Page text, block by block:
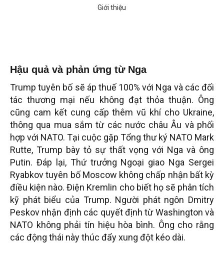
Hậu quả và phản ứng từ Nga
Trump tuyên bố sẽ áp thuế 100% với Nga và các đối
tác thương mại nếu không đạt thỏa thuận. Ông
cũng cam kết cung cấp thêm vũ khí cho Ukraine,
thông qua mua sắm từ các nước châu Âu và phối
hợp với NATO. Tại cuộc gặp Tổng thư ký NATO Mark
Rutte, Trump bày tỏ sự thất vọng với Nga và ông
Putin. Đáp lại, Thứ trưởng Ngoại giao Nga Sergei
Ryabkov tuyên bố Moscow không chấp nhận bất kỳ
điều kiện nào. Điện Kremlin cho biết họ sẽ phân tích
kỹ phát biểu của Trump. Người phát ngôn Dmitry
Peskov nhận định các quyết định từ Washington và
NATO không phải tín hiệu hòa bình. Ông cho rằng
các động thái này thúc đẩy xung đột kéo dài.